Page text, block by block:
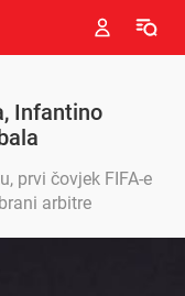
Infantino
prvi čovjek FIFA-e
arbitre